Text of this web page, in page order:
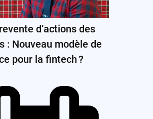
d’actions des
: Nouveau modèle de
pour la fintech ?